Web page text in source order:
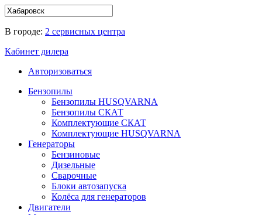
В городе: 2 сервисных центра
Кабинет дилера
Авторизоваться
Бензопилы
Бензопилы HUSQVARNA
Бензопилы СКАТ
Комплектующие СКАТ
Комплектующие HUSQVARNA
Генераторы
Бензиновые
Дизельные
Сварочные
Блоки автозапуска
Колёса для генераторов
Двигатели